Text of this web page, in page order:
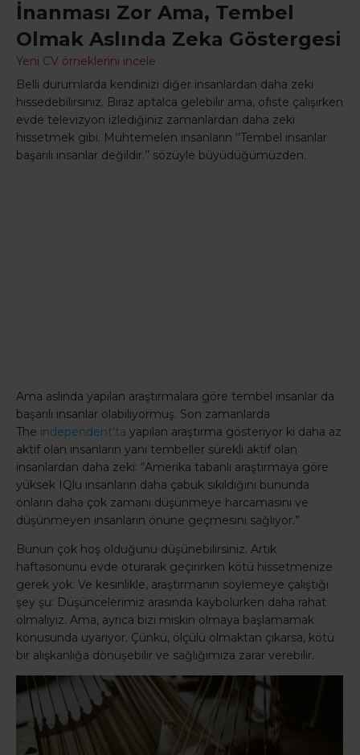
İnanması Zor Ama, Tembel
Olmak Aslında Zeka Göstergesi
Yeni CV örneklerini incele
Belli durumlarda kendinizi diğer insanlardan daha zeki
hissedebilirsiniz. Biraz aptalca gelebilir ama, ofiste çalışırken
evde televizyon izlediğiniz zamanlardan daha zeki
hissetmek gibi. Muhtemelen insanların ‘’Tembel insanlar
başarılı insanlar değildir.’’ sözüyle büyüdüğümüzden.
Ama aslında yapılan araştırmalara göre tembel insanlar da
başarılı insanlar olabiliyormuş. Son zamanlarda
The independent’ta yapılan araştırma gösteriyor ki daha az
aktif olan insanların yani tembeller sürekli aktif olan
insanlardan daha zeki: “Amerika tabanlı araştırmaya göre
yüksek IQlu insanların daha çabuk sıkıldığını bununda
onların daha çok zamanı düşünmeye harcamasını ve
düşünmeyen insanların önüne geçmesini sağlıyor.”
Bunun çok hoş olduğunu düşünebilirsiniz. Artık
haftasonunu evde oturarak geçirirken kötü hissetmenize
gerek yok. Ve kesinlikle, araştırmanın söylemeye çalıştığı
şey şu: Düşüncelerimiz arasında kaybolurken daha rahat
olmalıyız. Ama, ayrıca bizi miskin olmaya başlamamak
konusunda uyarıyor. Çünkü, ölçülü olmaktan çıkarsa, kötü
bir alışkanlığa dönüşebilir ve sağlığımıza zarar verebilir.